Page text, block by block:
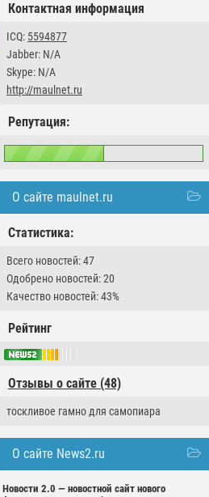
Контактная информация
ICQ: 5594877
Jabber: N/A
Skype: N/A
http://maulnet.ru
Репутация:
О сайте maulnet.ru
Статистика:
Всего новостей: 47
Одобрено новостей: 20
Качество новостей: 43%
Рейтинг
Отзывы о сайте (48)
тоскливое гамно для самопиара
О сайте News2.ru
Новости 2.0 — новостной сайт нового